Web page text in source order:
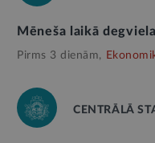
Mēneša laikā
Pirms 3 dienām,
CENTRĀLĀ